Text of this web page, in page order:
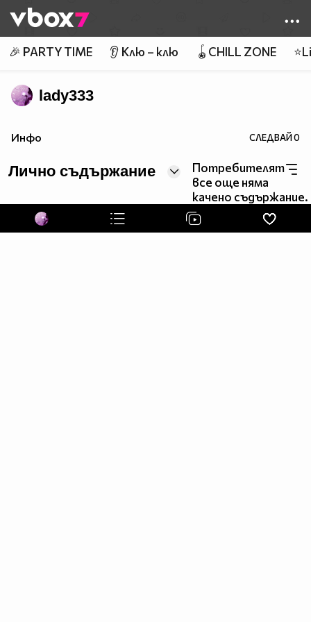
👾
🎉 PARTY TIME 👂 Клю – клю 🪀CHILL ZONE
lady333
Инфо СЛЕДВАЙ0
Лично съдържание
Потребителят
все още няма
качено съдържание.